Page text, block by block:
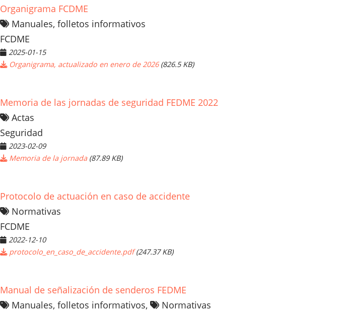
Organigrama FCDME
Manuales, folletos informativos
FCDME
2025-01-15
Organigrama, actualizado en enero de 2026 (826.5 KB)
Memoria de las jornadas de seguridad FEDME 2022
Actas
Seguridad
2023-02-09
Memoria de la jornada (87.89 KB)
Protocolo de actuación en caso de accidente
Normativas
FCDME
2022-12-10
protocolo_en_caso_de_accidente.pdf (247.37 KB)
Manual de señalización de senderos FEDME
Manuales, folletos informativos,
Normativas